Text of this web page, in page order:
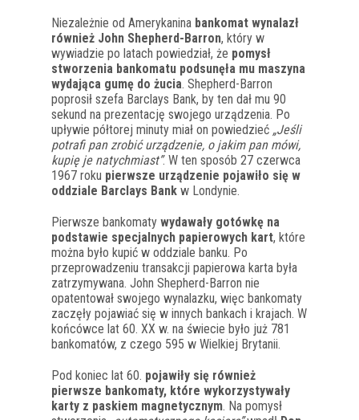
Niezależnie od Amerykanina bankomat wynalazł
również John Shepherd-Barron, który w
wywiadzie po latach powiedział, że pomysł
stworzenia bankomatu podsunęła mu maszyna
wydająca gumę do żucia. Shepherd-Barron
poprosił szefa Barclays Bank, by ten dał mu 90
sekund na prezentację swojego urządzenia. Po
upływie półtorej minuty miał on powiedzieć „Jeśli
potrafi pan zrobić urządzenie, o jakim pan mówi,
kupię je natychmiast”. W ten sposób 27 czerwca
1967 roku pierwsze urządzenie pojawiło się w
oddziale Barclays Bank w Londynie.
Pierwsze bankomaty wydawały gotówkę na
podstawie specjalnych papierowych kart, które
można było kupić w oddziale banku. Po
przeprowadzeniu transakcji papierowa karta była
zatrzymywana. John Shepherd-Barron nie
opatentował swojego wynalazku, więc bankomaty
zaczęły pojawiać się w innych bankach i krajach. W
końcówce lat 60. XX w. na świecie było już 781
bankomatów, z czego 595 w Wielkiej Brytanii.
Pod koniec lat 60. pojawiły się również
pierwsze bankomaty, które wykorzystywały
karty z paskiem magnetycznym. Na pomysł